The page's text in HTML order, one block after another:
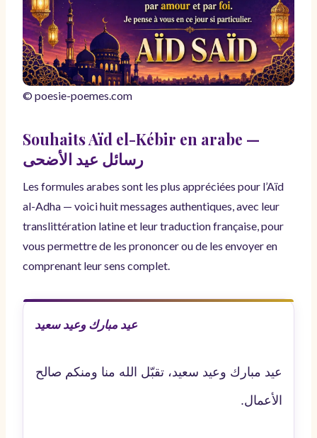
© poesie-poemes.com
Souhaits Aïd el-Kébir en arabe —
رسائل عيد الأضحى
Les formules arabes sont les plus appréciées pour l’Aïd
al-Adha — voici huit messages authentiques, avec leur
translittération latine et leur traduction française, pour
vous permettre de les prononcer ou de les envoyer en
comprenant leur sens complet.
عيد مبارك وعيد سعيد
عيد مبارك وعيد سعيد، تقبّل الله منا ومنكم صالح
الأعمال.